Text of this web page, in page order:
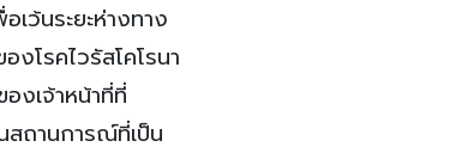
ว้นระยะห่างทาง
โรคไวรัสโคโรนา
งเจ้าหน้าที่ที่
สถานการณ์ที่เป็น